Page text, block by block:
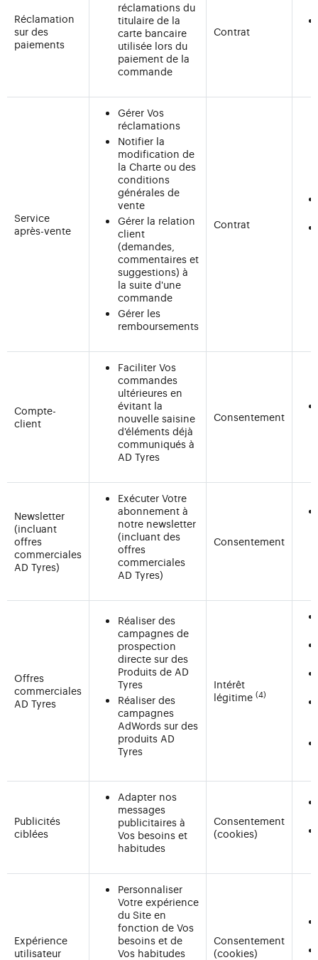
Réclamation
sur des
paiements
réclamations du
titulaire de la
carte bancaire
utilisée lors du
paiement de la
commande
Contrat
Service
après-vente
Gérer Vos
réclamations
Notifier la
modification de
la Charte ou des
conditions
générales de
vente
Gérer la relation
client
(demandes,
commentaires et
suggestions) à
la suite d'une
commande
Gérer les
remboursements
Contrat
Compte-
client
Faciliter Vos
commandes
ultérieures en
évitant la
nouvelle saisine
d'éléments déjà
communiqués à
AD Tyres
Consentement
Newsletter
(incluant
offres
commerciales
AD Tyres)
Exécuter Votre
abonnement à
notre newsletter
(incluant des
offres
commerciales
AD Tyres)
Consentement
Offres
commerciales
AD Tyres
Réaliser des
campagnes de
prospection
directe sur des
Produits de AD
Tyres
Réaliser des
campagnes
AdWords sur des
produits AD
Tyres
Intérêt
légitime (4)
Publicités
ciblées
Adapter nos
messages
publicitaires à
Vos besoins et
habitudes
Consentement
(cookies)
Expérience
utilisateur
Personnaliser
Votre expérience
du Site en
fonction de Vos
besoins et de
Vos habitudes
Consentement
(cookies)